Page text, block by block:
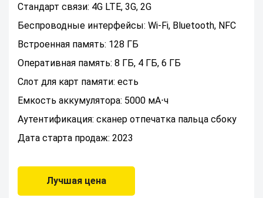
Стандарт связи: 4G LTE, 3G, 2G
Беспроводные интерфейсы: Wi-Fi, Bluetooth, NFC
Встроенная память: 128 ГБ
Оперативная память: 8 ГБ, 4 ГБ, 6 ГБ
Слот для карт памяти: есть
Емкость аккумулятора: 5000 мА⋅ч
Аутентификация: сканер отпечатка пальца сбоку
Дата старта продаж: 2023
Лучшая цена